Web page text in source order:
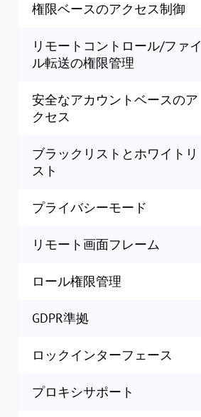
権限ベースのアクセス制御
リモートコントロール/ファイ
ル転送の権限管理
安全なアカウントベースのア
クセス
ブラックリストとホワイトリ
スト
プライバシーモード
リモート画面フレーム
ロール権限管理
GDPR準拠
ロックインターフェース
プロキシサポート